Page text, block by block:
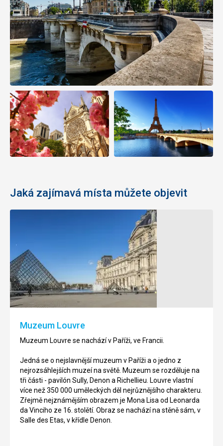
Jaká zajímavá místa můžete objevit
Muzeum Louvre
Muzeum Louvre se nachází v Paříži, ve Francii.
Jedná se o nejslavnější muzeum v Paříži a o jedno z
nejrozsáhlejších muzeí na světě. Muzeum se rozděluje na
tři části - pavilón Sully, Denon a Richellieu. Louvre vlastní
více než 350 000 uměleckých děl nejrůznějšího charakteru.
Zřejmě nejznámějším obrazem je Mona Lisa od Leonarda
da Vinciho ze 16. stolětí. Obraz se nachází na stěně sám, v
Salle des Etas, v křídle Denon.
muzeum
Rodinovo
muzeum
se
nachází
v
muzeum,
jsou
vidění
zahrady
Lucemburské
zahrady
se
nachází
v
veřejný
park
Paříži,
který